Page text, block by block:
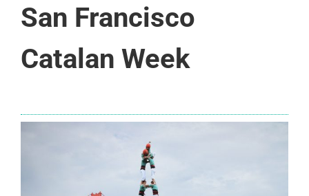
San Francisco
Catalan Week